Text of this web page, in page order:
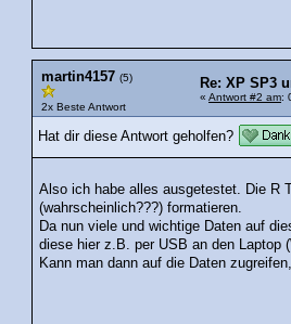
martin4157 (5)
2x Beste Antwort
Re: XP SP3
« Antwort #2 am:
Hat dir diese Antwort geholfen?
Also ich habe alles ausgetestet. Die R
(wahrscheinlich???) formatieren.
Da nun viele und wichtige Daten auf
diese hier z.B. per USB an den Laptop
Kann man dann auf die Daten